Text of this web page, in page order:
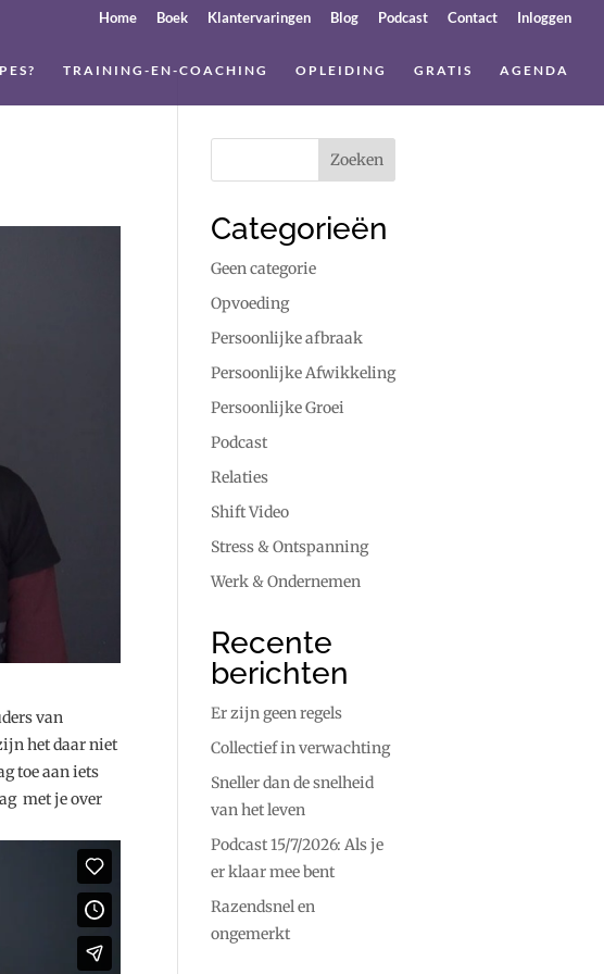
Home Boek Klantervaringen Blog Podcast Contact Inloggen
TRAINING-EN-COACHING OPLEIDING GRATIS AGENDA
van
het daar niet
toe aan iets
met je over
Categorieën
Geen categorie
Opvoeding
Persoonlijke afbraak
Persoonlijke Afwikkeling
Persoonlijke Groei
Podcast
Relaties
Shift Video
Stress & Ontspanning
Werk & Ondernemen
Recente
berichten
Er zijn geen regels
Collectief in verwachting
Sneller dan de snelheid
van het leven
Podcast 15/7/2026: Als je
er klaar mee bent
Razendsnel en
ongemerkt